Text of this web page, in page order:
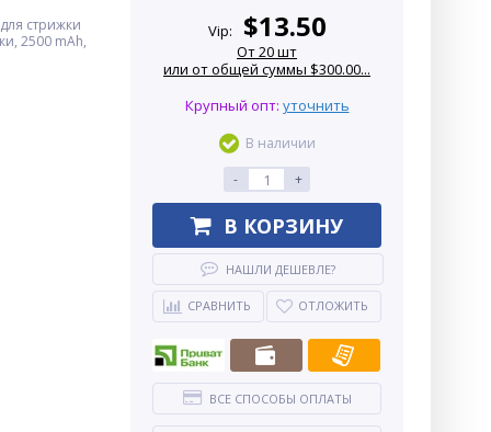
стрижки
2500 mAh,
Vip: $13.50
От 20 шт
или от общей суммы $300.00...
Крупный опт: уточнить
В наличии
-
+
В КОРЗИНУ
НАШЛИ ДЕШЕВЛЕ?
СРАВНИТЬ ОТЛОЖИТЬ
ВСЕ СПОСОБЫ ОПЛАТЫ